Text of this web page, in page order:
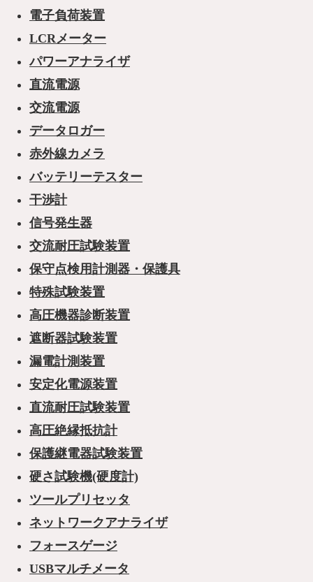
電子負荷装置
LCRメーター
パワーアナライザ
直流電源
交流電源
データロガー
赤外線カメラ
バッテリーテスター
干渉計
信号発生器
交流耐圧試験装置
保守点検用計測器・保護具
特殊試験装置
高圧機器診断装置
遮断器試験装置
漏電計測装置
安定化電源装置
直流耐圧試験装置
高圧絶縁抵抗計
保護継電器試験装置
硬さ試験機(硬度計)
ツールプリセッタ
ネットワークアナライザ
フォースゲージ
USBマルチメータ